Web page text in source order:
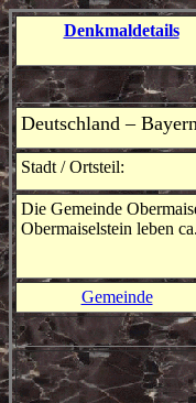
Denkmaldetails
Deutschland –
Stadt / Ortsteil:
Die Gemeinde
Obermaiselstein leben
Gemeinde